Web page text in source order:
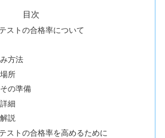
目次
ストの合格率について
方法
所
の準備
細
説
ストの合格率を高めるために